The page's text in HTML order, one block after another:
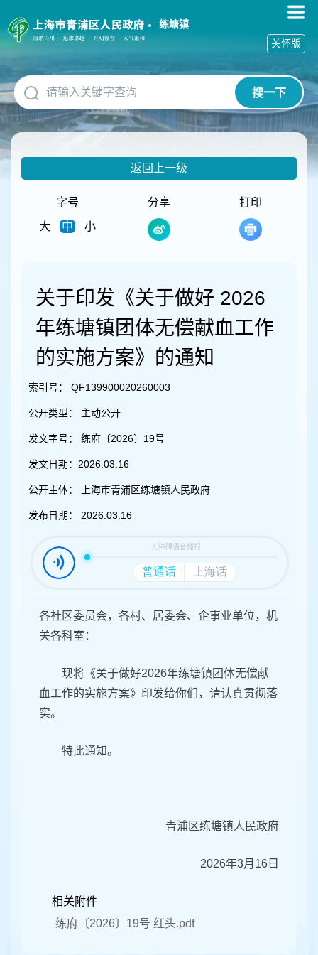
障
碍
作
说
明
跳
到
网
练塘镇
搜一下
关怀版
返回上一级
字号
大
中 小
分享 打印
关于印发《关于做好 2026
年练塘镇团体无偿献血工作
的实施方案》的通知
索引号： QF139900020260003
公开类型： 主动公开
发文字号： 练府〔2026〕19号
发文日期： 2026.03.16
公开主体： 上海市青浦区练塘镇人民政府
发布日期： 2026.03.16
各社区委员会，各村、居委会、企事业单位，机
关各科室：
现将《关于做好2026年练塘镇团体无偿献
血工作的实施方案》印发给你们，请认真贯彻落
实。
特此通知。
青浦区练塘镇人民政府
2026年3月16日
相关附件
练府〔2026〕19号 红头.pdf